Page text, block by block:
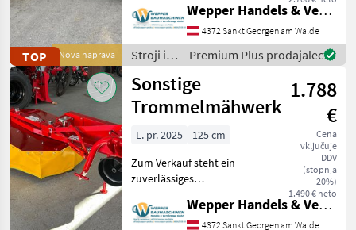
Marketplace
trgovcev oglasi
TOP Nova naprava
Informationen: -
Arbeitsbreite: 135 cm -
Gewicht: 280 kg -
Leistungsbedarf: Ab 18 PS
bis ca
Wepper Handels & Vermietungs GmbH
4372 Sankt Georgen am Walde
Stroji in
oprema
za žetev
in
spravilo
Premium Plus prodajalec
Sonstige
Trommelmähwerk
1.788
€
Cena
vključuje
DDV
(stopnja
20%)
1.490 € neto
L. pr. 2025
125 cm
Zum Verkauf steht ein
zuverlässiges
Marke Wirax mit einer
kompakten Arbeitsbreite
Wepper Handels & Vermietungs GmbH
4372 Sankt Georgen am Walde